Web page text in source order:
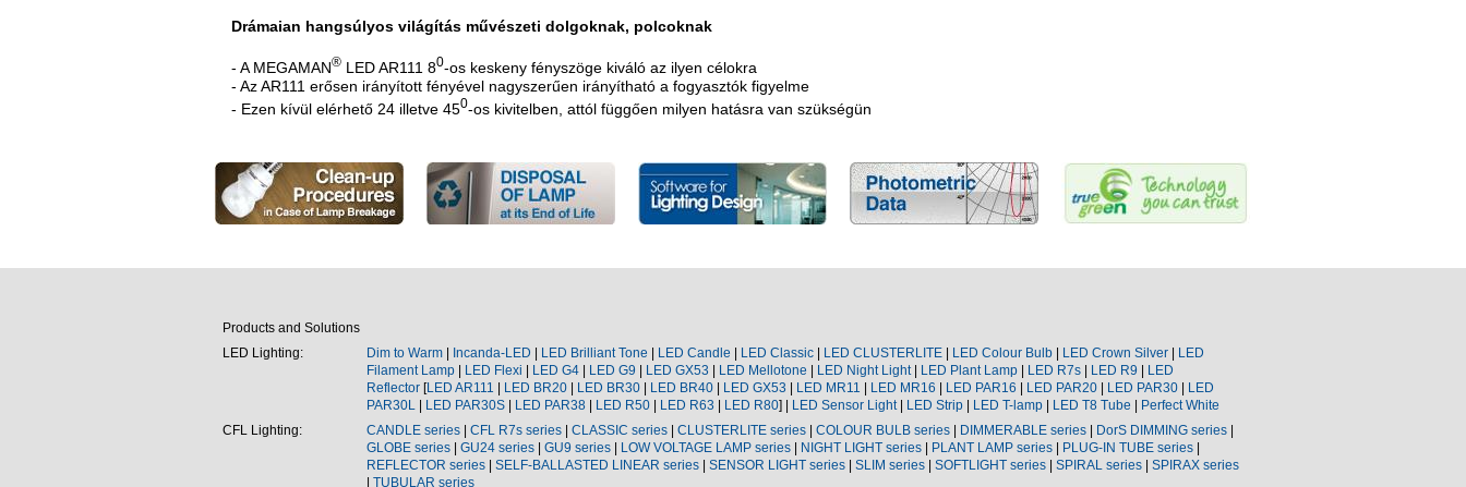
Drámaian hangsúlyos világítás művészeti dolgoknak, polcoknak
- A MEGAMAN® LED AR111 80-os keskeny fényszöge kiváló az ilyen célokra
- Az AR111 erősen irányított fényével nagyszerűen irányítható a fogyasztók figyelme
- Ezen kívül elérhető 24 illetve 450-os kivitelben, attól függően milyen hatásra van szükségün
Products and Solutions
LED Lighting:
Dim to Warm Incanda-LED LED Brilliant Tone LED Candle LED Classic LED CLUSTERLITE LED Colour Bulb LED Crown Silver
LED
Filament Lamp
LED Flexi LED G4 LED G9 LED GX53 LED Mellotone LED Night Light| LED Plant Lamp LED R7s LED R9
LED
Reflector [LED AR111 LED BR20 LED BR30 LED BR40 LED GX53 LED MR11 LED MR16 LED PAR16 LED PAR20 LED PAR30
LED
PAR30L
LED PAR30S LED PAR38 LED R50 LED R63 LED R80] | LED Sensor Light| LED Strip LED T-lamp LED T8 Tube
Perfect White
CFL Lighting: CANDLE series CFL R7s series CLASSIC series CLUSTERLITE series COLOUR BULB series DIMMERABLE series DorS DIMMING series
GLOBE series
GU24 series GU9 series LOW VOLTAGE LAMP series NIGHT LIGHT series PLANT LAMP series PLUG-IN TUBE series
REFLECTOR series
SELF-BALLASTED LINEAR series SENSOR LIGHT series SLIM series SOFTLIGHT series SPIRAL series SPIRAX series
TUBULAR series